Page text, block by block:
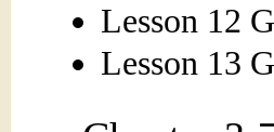
Lesson 12
Lesson 13